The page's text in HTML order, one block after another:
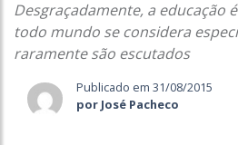
Desgraçadamente, a educação
todo mundo se considera
raramente são escutados
Publicado em 31/08/2015
por José Pacheco